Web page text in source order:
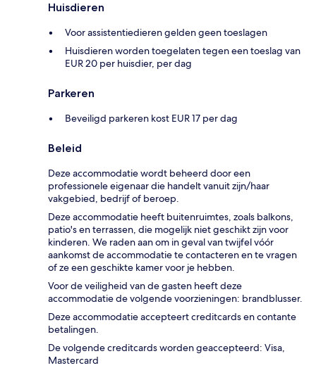
Huisdieren
Voor assistentiedieren gelden geen toeslagen
Huisdieren worden toegelaten tegen een toeslag van
EUR 20 per huisdier, per dag
Parkeren
Beveiligd parkeren kost EUR 17 per dag
Beleid
Deze accommodatie wordt beheerd door een
professionele eigenaar die handelt vanuit zijn/haar
vakgebied, bedrijf of beroep.
Deze accommodatie heeft buitenruimtes, zoals balkons,
patio's en terrassen, die mogelijk niet geschikt zijn voor
kinderen. We raden aan om in geval van twijfel vóór
aankomst de accommodatie te contacteren en te vragen
of ze een geschikte kamer voor je hebben.
Voor de veiligheid van de gasten heeft deze
accommodatie de volgende voorzieningen: brandblusser.
Deze accommodatie accepteert creditcards en contante
betalingen.
De volgende creditcards worden geaccepteerd: Visa,
Mastercard